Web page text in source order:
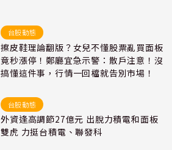
台股動態
擦皮鞋理論翻版？女兒不懂股票亂買面板
竟秒漲停！鄭廳宜急示警：散戶注意！沒
搞懂這件事，行情一回檔就告別市場！
台股動態
外資逢高調節27億元 出脫力積電和面板
雙虎 力挺台積電、聯發科